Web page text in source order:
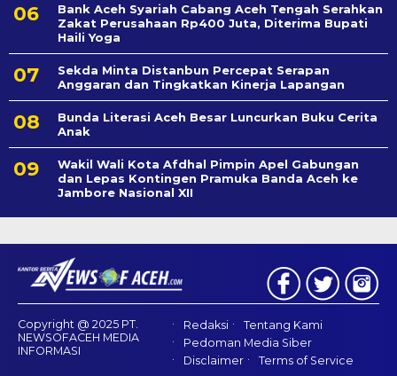
Bank Aceh Syariah Cabang Aceh Tengah Serahkan
Zakat Perusahaan Rp400 Juta, Diterima Bupati
Haili Yoga
Sekda Minta Distanbun Percepat Serapan
Anggaran dan Tingkatkan Kinerja Lapangan
Bunda Literasi Aceh Besar Luncurkan Buku Cerita
Anak
Wakil Wali Kota Afdhal Pimpin Apel Gabungan
dan Lepas Kontingen Pramuka Banda Aceh ke
Jambore Nasional XII
Copyright @ 2025 PT.
NEWSOFACEH MEDIA
INFORMASI
Redaksi
Tentang Kami
Pedoman Media Siber
Disclaimer
Terms of Service